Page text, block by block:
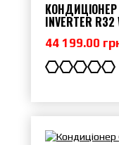
КОНДИЦІОНЕР
INVERTER R32
44 199.00